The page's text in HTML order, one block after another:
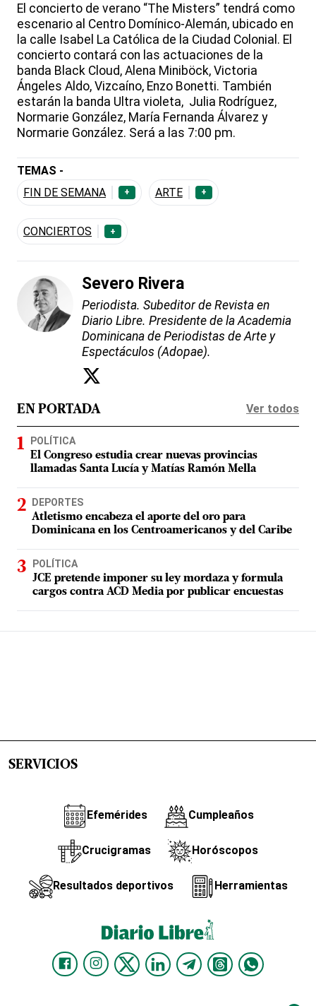
El concierto de verano “The Misters” tendrá como
escenario al Centro Domínico-Alemán, ubicado en
la calle Isabel La Católica de la Ciudad Colonial. El
concierto contará con las actuaciones de la
banda Black Cloud, Alena Miniböck, Victoria
Ángeles Aldo, Vizcaíno, Enzo Bonetti. También
estarán la banda Ultra violeta, Julia Rodríguez,
Normarie González, María Fernanda Álvarez y
Normarie González. Será a las 7:00 pm.
TEMAS -
FIN DE SEMANA
+ ARTE +
CONCIERTOS +
Severo Rivera
Periodista. Subeditor de Revista en
Diario Libre. Presidente de la Academia
Dominicana de Periodistas de Arte y
Espectáculos (Adopae).
EN PORTADA Ver todos
POLÍTICA
El Congreso estudia crear nuevas provincias
llamadas Santa Lucía y Matías Ramón Mella
DEPORTES
Atletismo encabeza el aporte del oro para
Dominicana en los Centroamericanos y del Caribe
POLÍTICA
JCE pretende imponer su ley mordaza y formula
cargos contra ACD Media por publicar encuestas
SERVICIOS
Efemérides Cumpleaños
Crucigramas Horóscopos
Resultados deportivos Herramientas